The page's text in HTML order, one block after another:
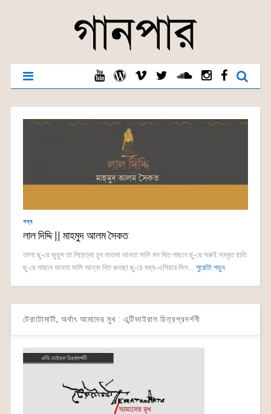
গদ্য
লাল দিদ্দি || মাহমুদ আলম সৈকত
তালা ছু-য়ে জুয়ুস তা পিয়েত্থা চুখ নাতসা ভানতা মালি মন খিত পাছান ছু-য়ে সরুই সম্বৃত য়াতি
ছু-য়ে মাছান ভানতা মালি আন্না খিত রুতছা ছু-য়ে মধ্য-এশিয়ার সিল... পুরোটা পড়ুন
টেরাটোমার্টা, অর্থাৎ আমাদের মুখ : এন্টিভাইরাল চিত্রপ্রদর্শনী